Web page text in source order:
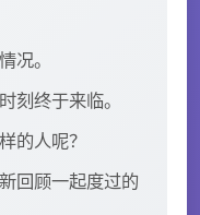
况。
刻终于来临。
的人呢？
回顾一起度过的